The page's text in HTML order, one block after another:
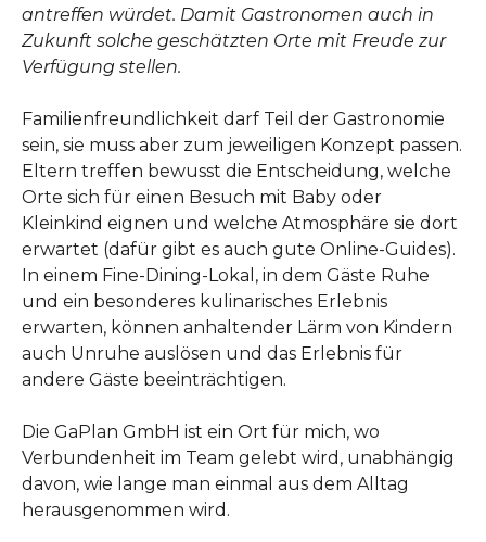
antreffen würdet. Damit Gastronomen auch in
Zukunft solche geschätzten Orte mit Freude zur
Verfügung stellen.
Familienfreundlichkeit darf Teil der Gastronomie
sein, sie muss aber zum jeweiligen Konzept passen.
Eltern treffen bewusst die Entscheidung, welche
Orte sich für einen Besuch mit Baby oder
Kleinkind eignen und welche Atmosphäre sie dort
erwartet (dafür gibt es auch gute Online-Guides).
In einem Fine-Dining-Lokal, in dem Gäste Ruhe
und ein besonderes kulinarisches Erlebnis
erwarten, können anhaltender Lärm von Kindern
auch Unruhe auslösen und das Erlebnis für
andere Gäste beeinträchtigen.
Die GaPlan GmbH ist ein Ort für mich, wo
Verbundenheit im Team gelebt wird, unabhängig
davon, wie lange man einmal aus dem Alltag
herausgenommen wird.